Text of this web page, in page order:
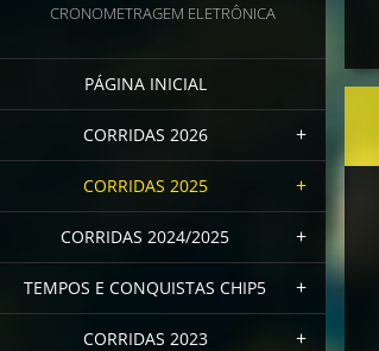
CRONOMETRAGEM ELETRÔNICA
PÁGINA INICIAL
CORRIDAS 2026
CORRIDAS 2025
CORRIDAS 2024/2025
TEMPOS E CONQUISTAS CHIP5
CORRIDAS 2023